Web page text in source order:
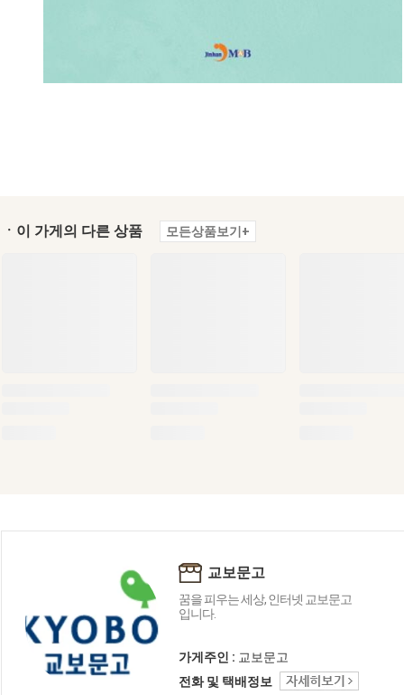
ㆍ이 가게의 다른 상품 모든상품보기+
교보문고
꿈을 피우는 세상, 인터넷 교보문고
입니다.
가게주인 : 교보문고
전화 및 택배정보